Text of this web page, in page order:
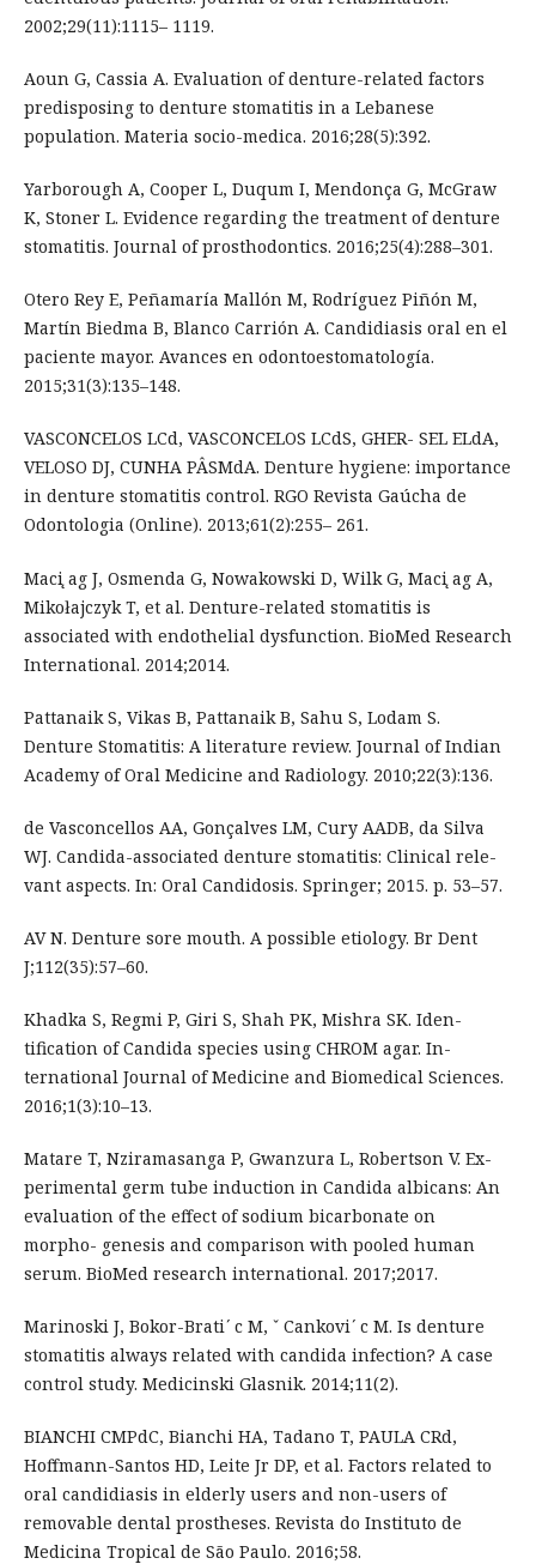
2002;29(11):1115– 1119.
Aoun G, Cassia A. Evaluation of denture-related factors
predisposing to denture stomatitis in a Lebanese
population. Materia socio-medica. 2016;28(5):392.
Yarborough A, Cooper L, Duqum I, Mendonça G, McGraw
K, Stoner L. Evidence regarding the treatment of denture
stomatitis. Journal of prosthodontics. 2016;25(4):288–301.
Otero Rey E, Peñamaría Mallón M, Rodríguez Piñón M,
Martín Biedma B, Blanco Carrión A. Candidiasis oral en el
paciente mayor. Avances en odontoestomatología.
2015;31(3):135–148.
VASCONCELOS LCd, VASCONCELOS LCdS, GHER- SEL ELdA,
VELOSO DJ, CUNHA PÂSMdA. Denture hygiene: importance
in denture stomatitis control. RGO Revista Gaúcha de
Odontologia (Online). 2013;61(2):255– 261.
Maci ̨ag J, Osmenda G, Nowakowski D, Wilk G, Maci ̨ag A,
Mikołajczyk T, et al. Denture-related stomatitis is
associated with endothelial dysfunction. BioMed Research
International. 2014;2014.
Pattanaik S, Vikas B, Pattanaik B, Sahu S, Lodam S.
Denture Stomatitis: A literature review. Journal of Indian
Academy of Oral Medicine and Radiology. 2010;22(3):136.
de Vasconcellos AA, Gonçalves LM, Cury AADB, da Silva
WJ. Candida-associated denture stomatitis: Clinical rele-
vant aspects. In: Oral Candidosis. Springer; 2015. p. 53–57.
AV N. Denture sore mouth. A possible etiology. Br Dent
J;112(35):57–60.
Khadka S, Regmi P, Giri S, Shah PK, Mishra SK. Iden-
tification of Candida species using CHROM agar. In-
ternational Journal of Medicine and Biomedical Sciences.
2016;1(3):10–13.
Matare T, Nziramasanga P, Gwanzura L, Robertson V. Ex-
perimental germ tube induction in Candida albicans: An
evaluation of the effect of sodium bicarbonate on
morpho- genesis and comparison with pooled human
serum. BioMed research international. 2017;2017.
Marinoski J, Bokor-Brati ́ c M, ˇ Cankovi ́ c M. Is denture
stomatitis always related with candida infection? A case
control study. Medicinski Glasnik. 2014;11(2).
BIANCHI CMPdC, Bianchi HA, Tadano T, PAULA CRd,
Hoffmann-Santos HD, Leite Jr DP, et al. Factors related to
oral candidiasis in elderly users and non-users of
removable dental prostheses. Revista do Instituto de
Medicina Tropical de São Paulo. 2016;58.